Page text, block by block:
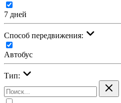
7 дней
Cпособ передвижения:
Автобус
Тип: